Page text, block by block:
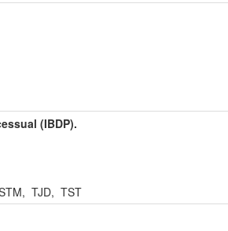
(IBDP).
, TJD, TST